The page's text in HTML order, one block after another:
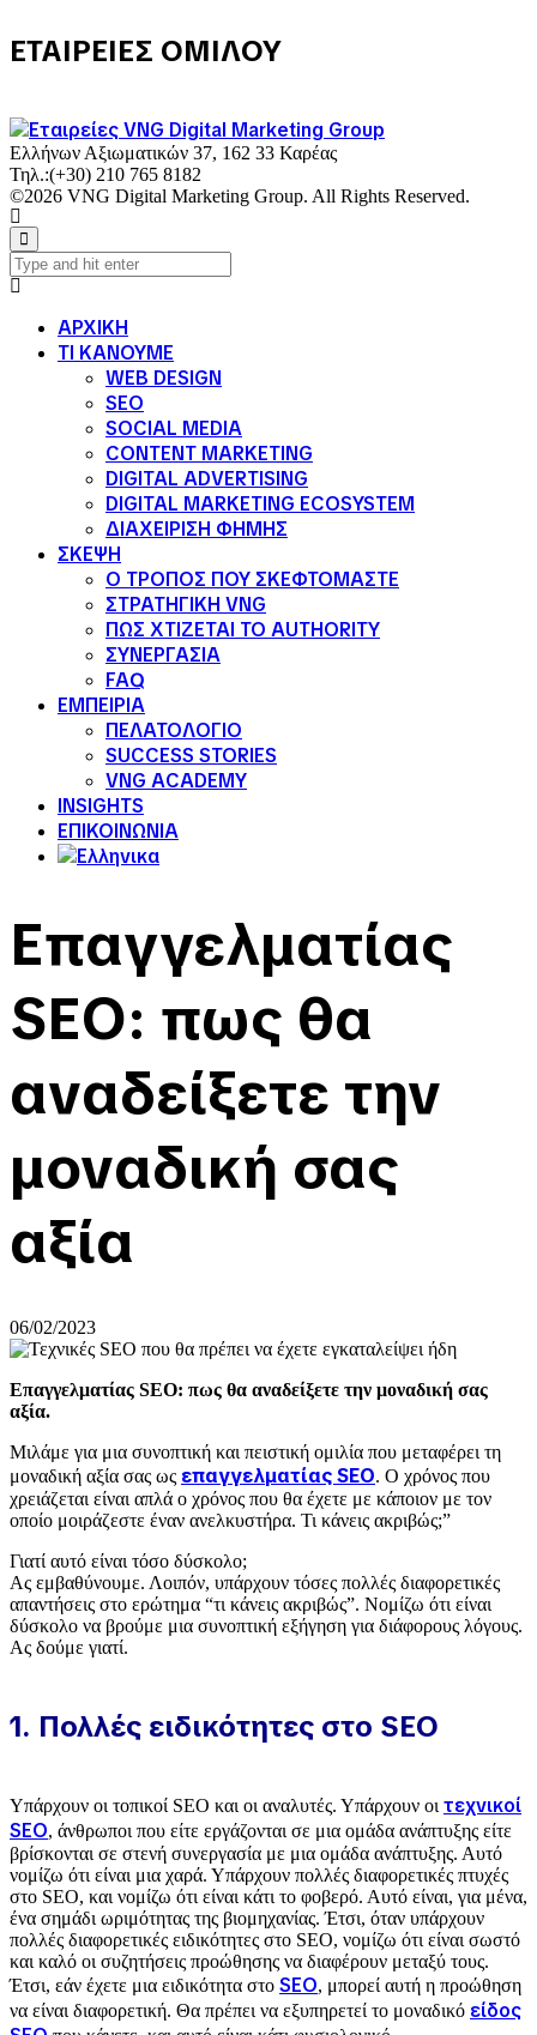
ΕΤΑΙΡΕΙΕΣ ΟΜΙΛΟΥ
Ελλήνων Αξιωματικών 37, 162 33 Καρέας
Τηλ.:(+30) 210 765 8182
©2026 VNG Digital Marketing Group. All Rights Reserved.
ΑΡΧΙΚΗ
ΤΙ ΚΑΝΟΥΜΕ
WEB DESIGN
SEO
SOCIAL MEDIA
CONTENT MARKETING
DIGITAL ADVERTISING
DIGITAL MARKETING ECOSYSTEM
ΔΙΑΧΕΙΡΙΣΗ ΦΗΜΗΣ
ΣΚΕΨΗ
Ο ΤΡΟΠΟΣ ΠΟΥ ΣΚΕΦΤΟΜΑΣΤΕ
ΣΤΡΑΤΗΓΙΚΗ VNG
ΠΩΣ ΧΤΙΖΕΤΑΙ ΤΟ AUTHORITY
ΣΥΝΕΡΓΑΣΙΑ
FAQ
ΕΜΠΕΙΡΙΑ
ΠΕΛΑΤΟΛΟΓΙΟ
SUCCESS STORIES
VNG ACADEMY
INSIGHTS
ΕΠΙΚΟΙΝΩΝΙΑ
Eπαγγελματίας
SEO: πως θα
αναδείξετε την
μοναδική σας
αξία
06/02/2023
Eπαγγελματίας SEO: πως θα αναδείξετε την μοναδική σας
αξία.
Μιλάμε για μια συνοπτική και πειστική ομιλία που μεταφέρει τη
μοναδική αξία σας ως επαγγελματίας SEO. Ο χρόνος που
χρειάζεται είναι απλά ο χρόνος που θα έχετε με κάποιον με τον
οποίο μοιράζεστε έναν ανελκυστήρα. Τι κάνεις ακριβώς;”
Γιατί αυτό είναι τόσο δύσκολο;
Ας εμβαθύνουμε. Λοιπόν, υπάρχουν τόσες πολλές διαφορετικές
απαντήσεις στο ερώτημα “τι κάνεις ακριβώς”. Νομίζω ότι είναι
δύσκολο να βρούμε μια συνοπτική εξήγηση για διάφορους λόγους.
Ας δούμε γιατί.
1. Πολλές ειδικότητες στο SEO
Υπάρχουν οι τοπικοί SEO και οι αναλυτές. Υπάρχουν οι τεχνικοί
SEO, άνθρωποι που είτε εργάζονται σε μια ομάδα ανάπτυξης είτε
βρίσκονται σε στενή συνεργασία με μια ομάδα ανάπτυξης. Αυτό
νομίζω ότι είναι μια χαρά. Υπάρχουν πολλές διαφορετικές πτυχές
στο SEO, και νομίζω ότι είναι κάτι το φοβερό. Αυτό είναι, για μένα,
ένα σημάδι ωριμότητας της βιομηχανίας. Έτσι, όταν υπάρχουν
πολλές διαφορετικές ειδικότητες στο SEO, νομίζω ότι είναι σωστό
και καλό οι συζητήσεις προώθησης να διαφέρουν μεταξύ τους.
Έτσι, εάν έχετε μια ειδικότητα στο SEO, μπορεί αυτή η προώθηση
να είναι διαφορετική. Θα πρέπει να εξυπηρετεί το μοναδικό είδος